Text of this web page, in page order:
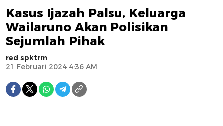
Kasus Ijazah Palsu, Keluarga
Wailaruno Akan Polisikan
Sejumlah Pihak
red spktrm
21 Februari 2024 4:36 AM